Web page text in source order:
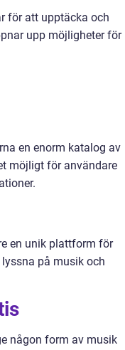
för att upptäcka och
upp möjligheter för
en enorm katalog av
möjligt för användare
en unik plattform för
på musik och
någon form av musik